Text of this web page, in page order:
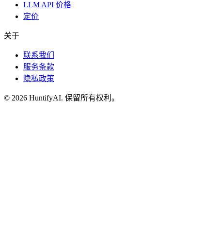
LLM API 价格
定价
关于
联系我们
服务条款
隐私政策
© 2026 HuntifyAI. 保留所有权利。